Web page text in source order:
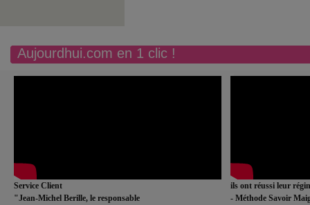
Aujourdhui.com en 1 clic !
Service Client
"Jean-Michel Berille, le responsable
ils ont réussi leur
- Méthode Savoir